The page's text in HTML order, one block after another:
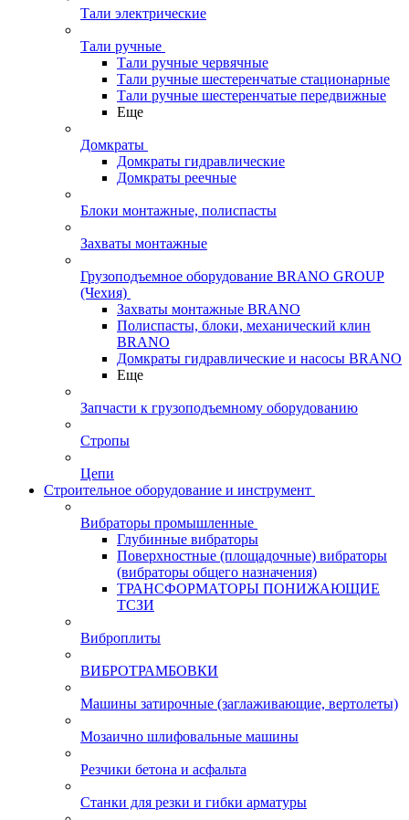
Тали электрические
Тали ручные
Тали ручные червячные
Тали ручные шестеренчатые стационарные
Тали ручные шестеренчатые передвижные
Еще
Домкраты
Домкраты гидравлические
Домкраты реечные
Блоки монтажные, полиспасты
Захваты монтажные
Грузоподъемное оборудование BRANO GROUP
(Чехия)
Захваты монтажные BRANO
Полиспасты, блоки, механический клин
BRANO
Домкраты гидравлические и насосы BRANO
Еще
Запчасти к грузоподъемному оборудованию
Стропы
Цепи
Строительное оборудование и инструмент
Вибраторы промышленные
Глубинные вибраторы
Поверхностные (площадочные) вибраторы
(вибраторы общего назначения)
ТРАНСФОРМАТОРЫ ПОНИЖАЮЩИЕ
ТСЗИ
Виброплиты
ВИБРОТРАМБОВКИ
Машины затирочные (заглаживающие, вертолеты)
Мозаично шлифовальные машины
Резчики бетона и асфальта
Станки для резки и гибки арматуры